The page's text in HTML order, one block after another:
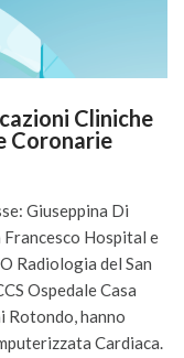
Cliniche
Coronarie
Giuseppina Di
Hospital e
Radiologia del San
Ospedale Casa
Rotondo, hanno
Cardiaca.